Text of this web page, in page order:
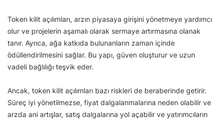
Token kilit açılımları, arzın piyasaya girişini yönetmeye yardımcı
olur ve projelerin aşamalı olarak sermaye artırmasına olanak
tanır. Ayrıca, ağa katkıda bulunanların zaman içinde
ödüllendirilmesini sağlar. Bu yapı, güven oluşturur ve uzun
vadeli bağlılığı teşvik eder.
Ancak, token kilit açılımları bazı riskleri de beraberinde getirir.
Süreç iyi yönetilmezse, fiyat dalgalanmalarına neden olabilir ve
arzda ani artışlar, satış dalgalarına yol açabilir ve yatırımcıların